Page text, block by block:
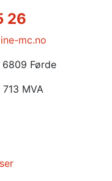
26
mc.no
6809 Førde
MVA